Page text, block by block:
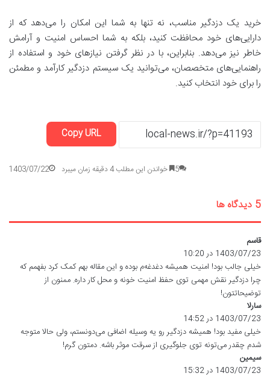
خرید یک دزدگیر مناسب، نه تنها به شما این امکان را می‌دهد که از
دارایی‌های خود محافظت کنید، بلکه به شما احساس امنیت و آرامش
خاطر نیز می‌دهد. بنابراین، با در نظر گرفتن نیازهای خود و استفاده از
راهنمایی‌های متخصصان، می‌توانید یک سیستم دزدگیر کارآمد و مطمئن
را برای خود انتخاب کنید.
Copy URL
1403/07/22 5 خواندن این مطلب 4 دقیقه زمان میبرد
‫5 دیدگاه ها
قاسم
ف
ت
:
1403/07/23 در 10:20
خیلی جالب بود! امنیت همیشه دغدغه‌م بوده و این مقاله بهم کمک کرد بفهمم که
چرا دزدگیر نقش مهمی توی حفظ امنیت خونه و محل کار داره. ممنون از
توضیحاتتون!
سارلا
ف
ت
1403/07/23 در 14:52
خیلی مفید بود! همیشه دزدگیر رو یه وسیله اضافی می‌دونستم، ولی حالا متوجه
شدم چقدر می‌تونه توی جلوگیری از سرقت موثر باشه. دمتون گرم!
سیمین
ف
1403/07/23 در 15:32